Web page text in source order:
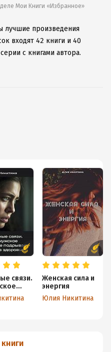
Мои Книги «Избранное»
лучшие произведения
входят 42 книги и 40
с книгами автора.
любимыми произведениями
связи.
Женская сила и
энергия
Юлия Никитина